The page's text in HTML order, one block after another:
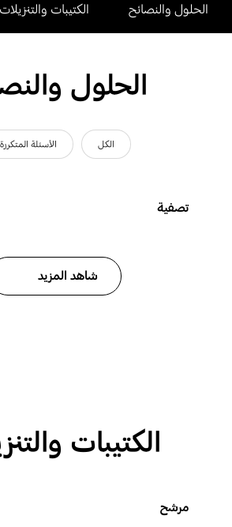
الحلول والنصائح الكتيبات والتنزيلات
الحلول
الكل الأسئلة المتكررة
تصفية
شاهد المزيد
الكتيبات
مرشح